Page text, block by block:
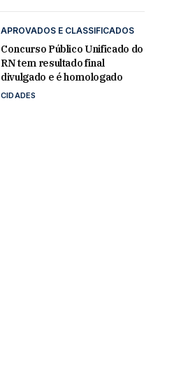
APROVADOS E CLASSIFICADOS
Concurso Público Unificado do
RN tem resultado final
divulgado e é homologado
CIDADES